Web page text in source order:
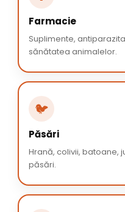
Farmacie
Suplimente,
sănătatea animalelor.
🐦
Păsări
Hrană, colivii, batoane,
păsări.